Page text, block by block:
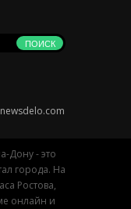
Дону - это
города. На
Ростова,
онлайн и